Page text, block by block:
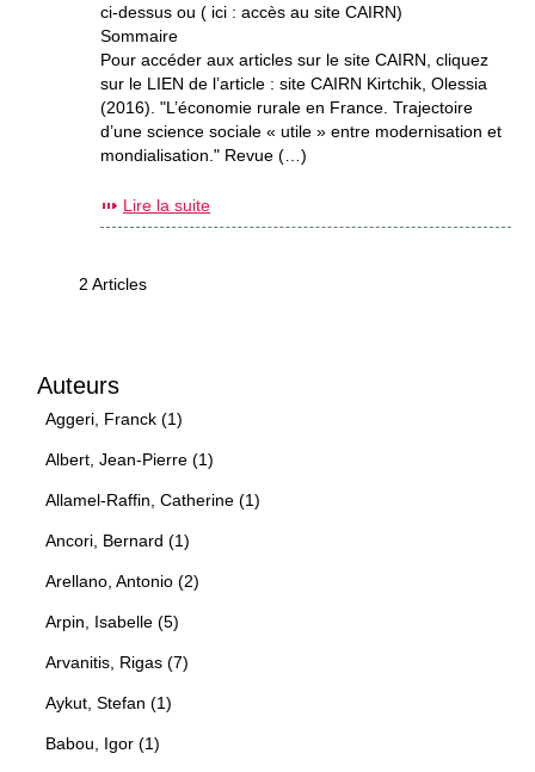
ci-dessus ou ( ici : accès au site CAIRN)
Sommaire
Pour accéder aux articles sur le site CAIRN, cliquez
sur le LIEN de l’article : site CAIRN Kirtchik, Olessia
(2016). "L’économie rurale en France. Trajectoire
d’une science sociale « utile » entre modernisation et
mondialisation." Revue (…)
Lire la suite
2 Articles
Auteurs
Aggeri, Franck (1)
Albert, Jean-Pierre (1)
Allamel-Raffin, Catherine (1)
Ancori, Bernard (1)
Arellano, Antonio (2)
Arpin, Isabelle (5)
Arvanitis, Rigas (7)
Aykut, Stefan (1)
Babou, Igor (1)